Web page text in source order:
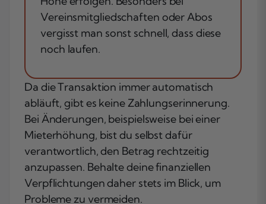
Vereinsmitgliedschaften oder Abos
vergisst man sonst schnell, dass diese
noch laufen.
Da die Transaktion immer automatisch
abläuft, gibt es keine Zahlungserinnerung.
Bei Änderungen, beispielsweise bei einer
Mieterhöhung, bist du selbst dafür
verantwortlich, den Betrag rechtzeitig
anzupassen. Behalte deine finanziellen
Verpflichtungen daher stets im Blick, um
Probleme zu vermeiden.